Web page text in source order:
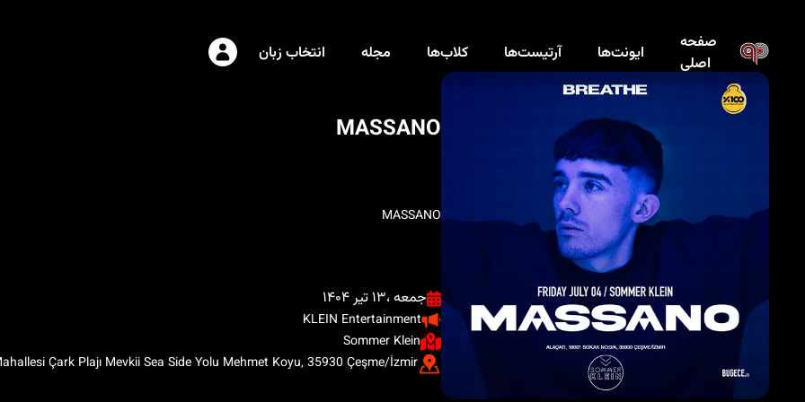
صفحه
اصلی
ایونت‌ها آرتیست‌ها کلاب‌ها مجله انتخاب زبان
MASSANO
MASSANO
جمعه ،۱۳ تیر ۱۴۰۴
KLEIN Entertainment
Sommer Klein
Çark Plajı Mevkii Sea Side Yolu Mehmet Koyu, 35930 Çeşme/İzmir